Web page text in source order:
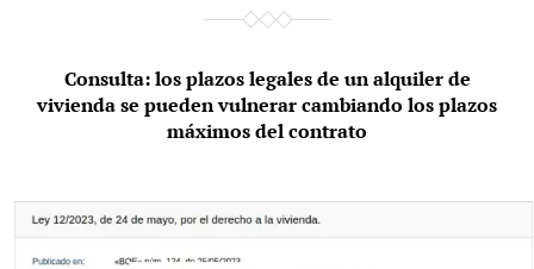
Consulta: los plazos legales de un alquiler de
vivienda se pueden vulnerar cambiando los plazos
máximos del contrato